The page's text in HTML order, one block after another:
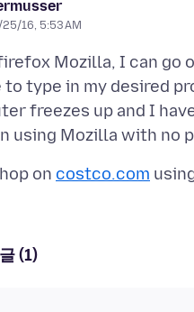
16, 5:53 AM
Mozilla, I can go
to type in my desired
freezes up and I
on costco.com
(1)